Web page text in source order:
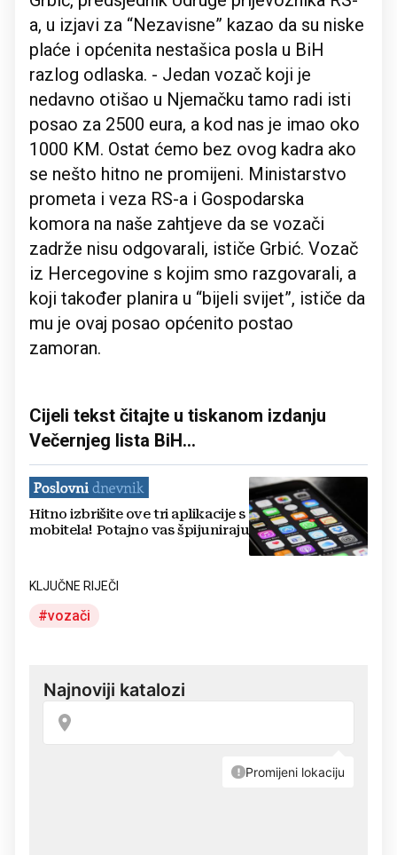
a, u izjavi za “Nezavisne” kazao da su niske
plaće i općenita nestašica posla u BiH
razlog odlaska. - Jedan vozač koji je
nedavno otišao u Njemačku tamo radi isti
posao za 2500 eura, a kod nas je imao oko
1000 KM. Ostat ćemo bez ovog kadra ako
se nešto hitno ne promijeni. Ministarstvo
prometa i veza RS-a i Gospodarska
komora na naše zahtjeve da se vozači
zadrže nisu odgovarali, ističe Grbić. Vozač
iz Hercegovine s kojim smo razgovarali, a
koji također planira u “bijeli svijet”, ističe da
mu je ovaj posao općenito postao
zamoran.
Cijeli tekst čitajte u tiskanom izdanju
Večernjeg lista BiH...
Hitno izbrišite ove tri aplikacije s
mobitela! Potajno vas špijuniraju
KLJUČNE RIJEČI
vozači